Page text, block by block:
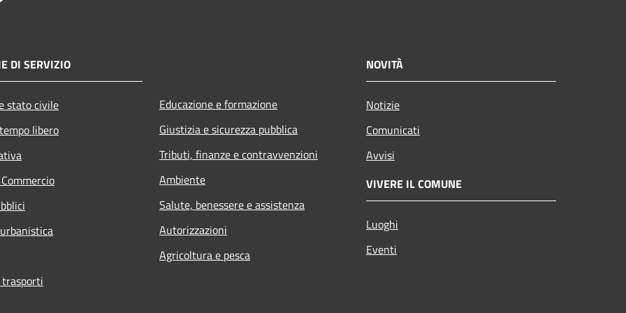
DI SERVIZIO
stato civile
libero
Educazione e formazione
Giustizia e sicurezza pubblica
Tributi, finanze e contravvenzioni
Ambiente
Salute, benessere e assistenza
Autorizzazioni
Agricoltura e pesca
NOVITÀ
Notizie
Comunicati
Avvisi
VIVERE IL COMUNE
Luoghi
Eventi